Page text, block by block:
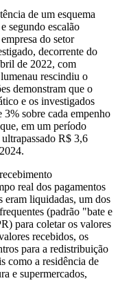
de um esquema
segundo escalão
do setor
decorrente do
de 2022, com
rescindiu o
demonstram que o
e os investigados
sobre cada empenho
em um período
R$ 3,6
real dos pagamentos
eram liquidadas, um dos
(padrão "bate e
para coletar os valores
recebidos, os
para a redistribuição
como a residência de
e supermercados,